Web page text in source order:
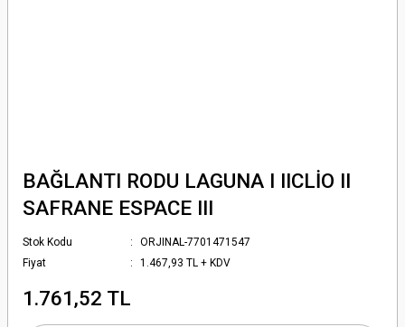
BAĞLANTI RODU LAGUNA I IICLİO II
SAFRANE ESPACE III
Stok Kodu
ORJINAL-7701471547
Fiyat
1.467,93 TL + KDV
1.761,52 TL